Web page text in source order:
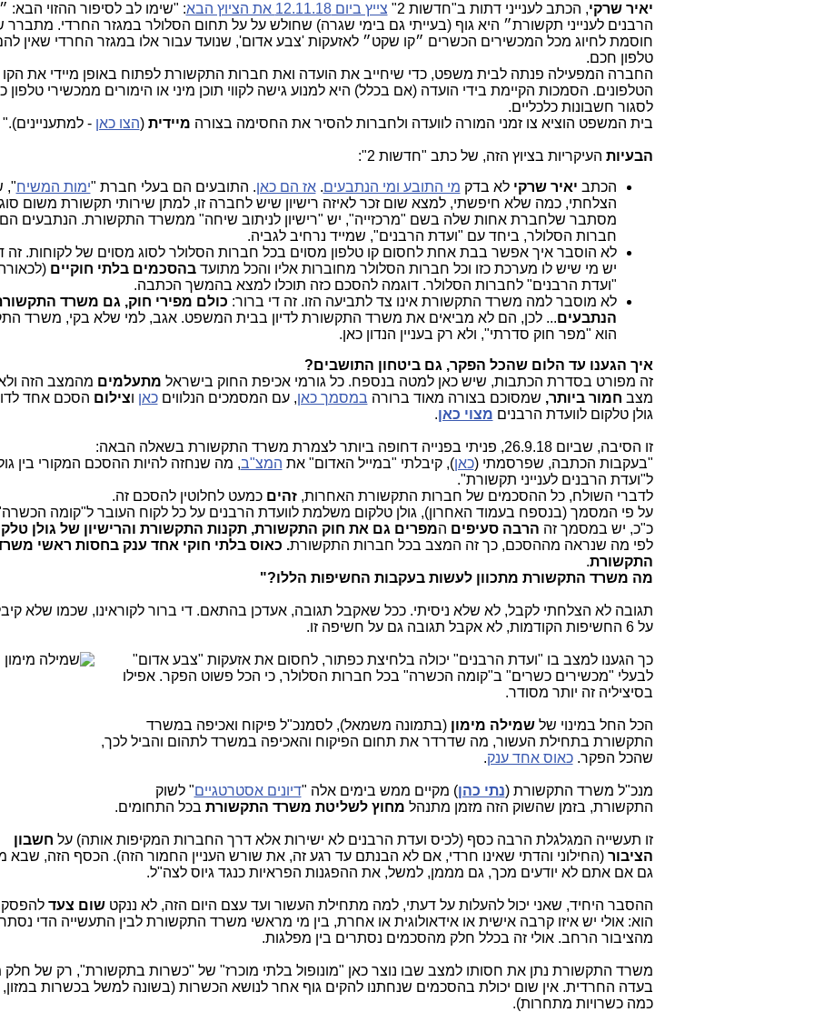
יאיר שרקי, הכתב לענייני דתות ב"חדשות 2" צייץ ביום 12.11.18 את הציוץ הבא
: "שימו לב לסיפור ההזוי הבא:
הרבנים לענייני תקשורת״ היא גוף (בעייתי גם בימי שגרה) שחולש על על תחום הסלולר במגזר החרדי. מתברר
חוסמת לחיוג מכל המכשירים הכשרים ״קו שקט״ לאזעקות 'צבע אדום', שנועד עבור אלו במגזר החרדי שאין להם
טלפון חכם.
החברה המפעילה פנתה לבית משפט, כדי שיחייב את הועדה ואת חברות התקשורת לפתוח באופן מיידי את הקו
הטלפונים. הסמכות הקיימת בידי הועדה (אם בכלל) היא למנוע גישה לקווי תוכן מיני או הימורים ממכשירי טלפון
לסגור חשבונות כלכליים.
בית המשפט הוציא צו זמני המורה לוועדה ולחברות להסיר את החסימה בצורה מיידית(הצו כאן - למתעניינים)."
הבעיות העיקריות בציוץ הזה, של כתב "חדשות 2":
הכתב יאיר שרקילא בדק מי התובע ומי הנתבעים.אז הם כאן. התובעים הם בעלי חברת "ימות המשיח",
הצלחתי, כמה שלא חיפשתי, למצא שום זכר לאיזה רישיון שיש לחברה זו, למתן שירותי תקשורת משום
מסתבר שלחברת אחות שלה בשם "מרכזייה", יש "רישיון לניתוב שיחה" ממשרד התקשורת. הנתבעים הם
חברות הסלולר, ביחד עם "ועדת הרבנים", שמייד נרחיב לגביה.
לא הוסבר איך אפשר בבת אחת לחסום קו טלפון מסוים בכל חברות הסלולר לסוג מסוים של לקוחות. זה
יש מי שיש לו מערכת כזו וכל חברות הסלולר מחוברות אליו והכל מתועדבהסכמים בלתי חוקיים
"ועדת הרבנים" לחברות הסלולר. דוגמה להסכם כזה תוכלו למצא בהמשך הכתבה.
לא מוסבר למה משרד התקשורת אינו צד לתביעה הזו. זה די ברור: כולם מפירי חוק, גם משרד
הנתבעים... לכן, הם לא מביאים את משרד התקשורת לדיון בבית המשפט. אגב, למי שלא בקי, משרד
הוא "מפר חוק סדרתי", ולא רק בעניין הנדון כאן.
איך הגענו עד הלום שהכל הפקר, גם ביטחון התושבים?
זה מפורט בסדרת הכתבות, שיש כאן למטה בנספח. כל גורמי אכיפת החוק בישראל מתעלמים מהמצב הזה
מצב חמור ביותר, שמסוכם בצורה מאוד ברורה במסמך כאן, עם המסמכים הנלוויםכאן וצילום הסכם אחד
גולן טלקום לוועדת הרבנים מצוי כאן.
זו הסיבה, שביום 26.9.18, פניתי בפנייה דחופה ביותר לצמרת משרד התקשורת בשאלה הבאה:
"בעקבות הכתבה, שפרסמתי (כאן), קיבלתי "במייל האדום" את המצ"ב, מה שנחזה להיות ההסכם המקורי בין
ל"ועדת הרבנים לענייני תקשורת".
לדברי השולח, כל ההסכמים של חברות התקשורת האחרות,זהיםכמעט לחלוטין להסכם זה.
על פי המסמך (בנספח בעמוד האחרון), גולן טלקום משלמת לוועדת הרבנים על כל לקוח העובר ל"קומה
כ"כ, יש במסמך זה הרבה סעיפים המפרים גם את חוק התקשורת, תקנות התקשורת והרישיון של גולן
לפי מה שנראה מההסכם, כך זה המצב בכל חברות התקשורת. כאוס בלתי חוקי אחד ענק בחסות ראשי
התקשורת.
מה משרד התקשורת מתכוון לעשות בעקבות החשיפות הללו?"
תגובה לא הצלחתי לקבל, לא שלא ניסיתי. ככל שאקבל תגובה, אעדכן בהתאם. די ברור לקוראינו, שכמו שלא
על 6 החשיפות הקודמות, לא אקבל תגובה גם על חשיפה זו.
כך הגענו למצב בו "ועדת הרבנים" יכולה בלחיצת כפתור, לחסום את אזעקות "צבע אדום"
לבעלי "מכשירים כשרים" ב"קומה הכשרה" בכל חברות הסלולר, כי הכל פשוט הפקר. אפילו
בסיציליה זה יותר מסודר.
הכל החל במינוי שלשמילה מימון(בתמונה משמאל), לסמנכ"ל פיקוח ואכיפה במשרד
התקשורת בתחילת העשור, מה שדרדר את תחום הפיקוח והאכיפה במשרד לתהום והביל לכך,
שהכל הפקר.כאוס אחד ענק.
מנכ"ל משרד התקשורת (נתי כהן) מקיים ממש בימים אלה "דיונים אסטרטגיים" לשוק
התקשורת, בזמן שהשוק הזה מזמן מתנהל מחוץ לשליטת משרד התקשורת בכל התחומים.
זו תעשייה המגלגלת הרבה כסף (לכיס ועדת הרבנים לא ישירות אלא דרך החברות המקיפות אותה) על חשבון
הציבור(החילוני והדתי שאינו חרדי, אם לא הבנתם עד רגע זה, את שורש העניין החמור הזה). הכסף הזה, שבא
גם אם אתם לא יודעים מכך, גם מממן, למשל, את ההפגנות הפראיות כנגד גיוס לצה"ל.
ההסבר היחיד, שאני יכול להעלות על דעתי, למה מתחילת העשור ועד עצם היום הזה, לא ננקטשום צעד
הוא: אולי יש איזו קרבה אישית או אידאולוגית או אחרת, בין מי מראשי משרד התקשורת לבין התעשייה הדי
מהציבור הרחב. אולי זה בכלל חלק מהסכמים נסתרים בין מפלגות.
משרד התקשורת נתן את חסותו למצב שבו נוצר כאן "מונופול בלתי מוכרז" של "כשרות בתקשורת", רק של חלק
בעדה החרדית. אין שום יכולת בהסכמים שנחתנו להקים גוף אחר לנושא הכשרות (בשונה למשל בכשרות במזון,
כמה כשרויות מתחרות).